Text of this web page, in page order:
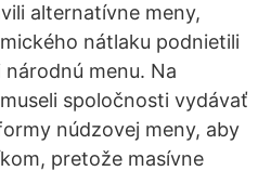
alternatívne meny,
nátlaku podnietili
menu. Na
spoločnosti vydávať
núdzovej meny, aby
pretože masívne